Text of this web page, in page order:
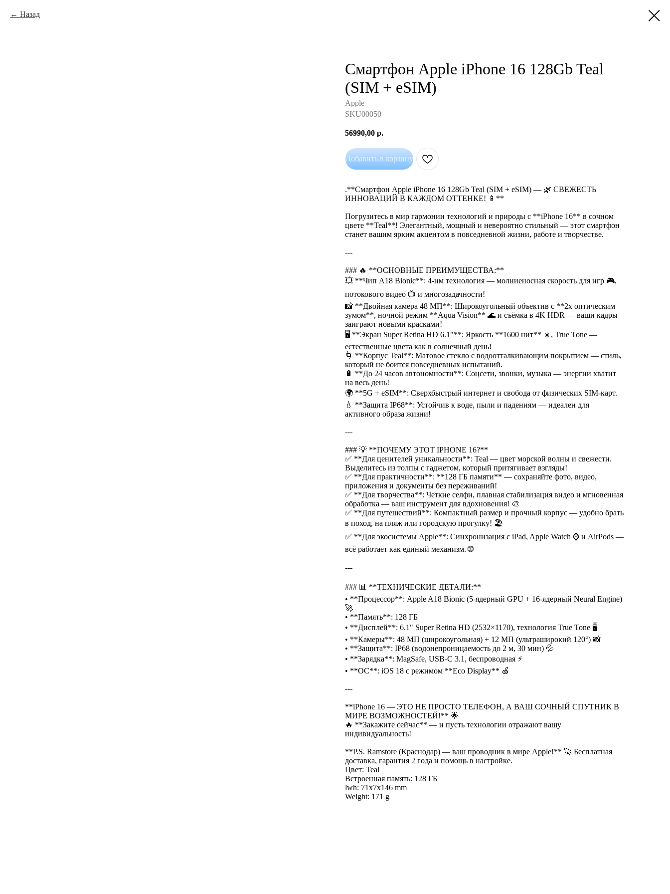
Назад
Смартфон Apple iPhone 16 128Gb Teal
(SIM + eSIM)
Apple
SKU00050
56990,00 р.
Добавить в корзину
.**Смартфон Apple iPhone 16 128Gb Teal (SIM + eSIM) — 🌿 СВЕЖЕСТЬ
ИННОВАЦИЙ В КАЖДОМ ОТТЕНКЕ! 📱**
Погрузитесь в мир гармонии технологий и природы с **iPhone 16** в сочном
цвете **Teal**! Элегантный, мощный и невероятно стильный — этот смартфон
станет вашим ярким акцентом в повседневной жизни, работе и творчестве.
---
### 🔥 **ОСНОВНЫЕ ПРЕИМУЩЕСТВА:**
💥 **Чип A18 Bionic**: 4-нм технология — молниеносная скорость для игр 🎮,
потокового видео 📺 и многозадачности!
📸 **Двойная камера 48 МП**: Широкоугольный объектив с **2x оптическим
зумом**, ночной режим **Aqua Vision** 🌊 и съёмка в 4K HDR — ваши кадры
заиграют новыми красками!
🖥 **Экран Super Retina HD 6.1"**: Яркость **1600 нит** ☀️, True Tone —
естественные цвета как в солнечный день!
🌀 **Корпус Teal**: Матовое стекло с водоотталкивающим покрытием — стиль,
который не боится повседневных испытаний.
🔋 **До 24 часов автономности**: Соцсети, звонки, музыка — энергии хватит
на весь день!
🌍 **5G + eSIM**: Сверхбыстрый интернет и свобода от физических SIM-карт.
💧 **Защита IP68**: Устойчив к воде, пыли и падениям — идеален для
активного образа жизни!
---
### 💡 **ПОЧЕМУ ЭТОТ IPHONE 16?**
✅ **Для ценителей уникальности**: Teal — цвет морской волны и свежести.
Выделитесь из толпы с гаджетом, который притягивает взгляды!
✅ **Для практичности**: **128 ГБ памяти** — сохраняйте фото, видео,
приложения и документы без переживаний!
✅ **Для творчества**: Четкие селфи, плавная стабилизация видео и мгновенная
обработка — ваш инструмент для вдохновения! 🎨
✅ **Для путешествий**: Компактный размер и прочный корпус — удобно брать
в поход, на пляж или городскую прогулку! 🏖️
✅ **Для экосистемы Apple**: Синхронизация с iPad, Apple Watch ⌚ и AirPods —
всё работает как единый механизм. 🌐
---
### 📊 **ТЕХНИЧЕСКИЕ ДЕТАЛИ:**
• **Процессор**: Apple A18 Bionic (5-ядерный GPU + 16-ядерный Neural Engine)
🚀
• **Память**: 128 ГБ
• **Дисплей**: 6.1" Super Retina HD (2532×1170), технология True Tone 🖥
• **Камеры**: 48 МП (широкоугольная) + 12 МП (ультраширокий 120°) 📸
• **Защита**: IP68 (водонепроницаемость до 2 м, 30 мин) 💦
• **Зарядка**: MagSafe, USB-C 3.1, беспроводная ⚡
• **ОС**: iOS 18 с режимом **Eco Display** 🍏
---
**iPhone 16 — ЭТО НЕ ПРОСТО ТЕЛЕФОН, А ВАШ СОЧНЫЙ СПУТНИК В
МИРЕ ВОЗМОЖНОСТЕЙ!** 🌟
🔥 **Закажите сейчас** — и пусть технологии отражают вашу
индивидуальность!
**P.S. Ramstore (Краснодар) — ваш проводник в мире Apple!** 🚀 Бесплатная
доставка, гарантия 2 года и помощь в настройке.
Цвет: Teal
Встроенная память: 128 ГБ
lwh: 71x7x146 mm
Weight: 171 g